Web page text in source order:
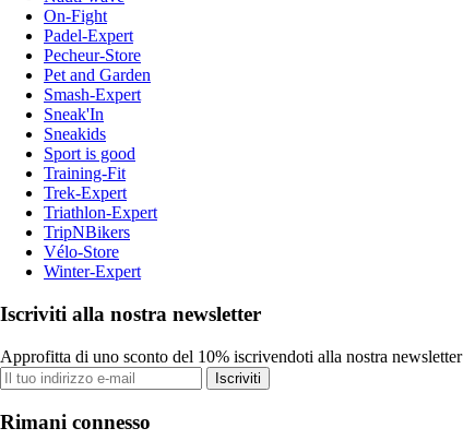
On-Fight
Padel-Expert
Pecheur-Store
Pet and Garden
Smash-Expert
Sneak'In
Sneakids
Sport is good
Training-Fit
Trek-Expert
Triathlon-Expert
TripNBikers
Vélo-Store
Winter-Expert
Iscriviti alla nostra newsletter
Approfitta di uno sconto del 10% iscrivendoti alla nostra newsletter
Iscriviti
Rimani connesso